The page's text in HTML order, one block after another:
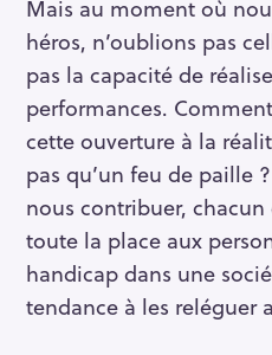
Mais au moment où
héros, n’oublions pas
pas la capacité de
performances.
cette ouverture à la
pas qu’un feu de paille
nous contribuer, chacun
toute la place aux
handicap dans une
tendance à les reléguer